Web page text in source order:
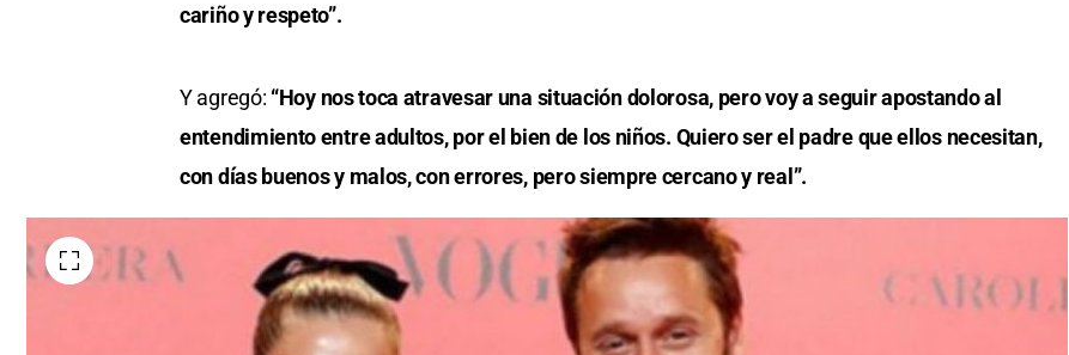
cariño y respeto”.
Y agregó: “Hoy nos toca atravesar una situación dolorosa, pero voy a seguir apostando al
entendimiento entre adultos, por el bien de los niños. Quiero ser el padre que ellos necesitan,
con días buenos y malos, con errores, pero siempre cercano y real”.